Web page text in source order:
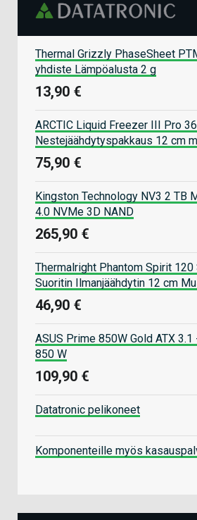
Thermal Grizzly PhaseSheet
yhdiste Lämpöalusta 2 g
13,90 €
ARCTIC Liquid Freezer III Pro
Nestejäähdytyspakkaus 12 cm
75,90 €
Kingston Technology NV3 2 TB
4.0 NVMe 3D NAND
265,90 €
Thermalright Phantom Spirit 120
Suoritin Ilmanjäähdytin 12 cm
46,90 €
ASUS Prime 850W Gold ATX
850 W
109,90 €
Datatronic pelikoneet
Komponenteille myös